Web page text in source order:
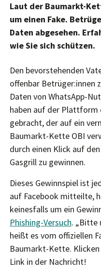
Laut der Baumarkt-
um einen Fake.
Daten abgesehen.
wie Sie sich schützen.
Den bevorstehenden
offenbar Betrüger:innen
Daten von WhatsApp-
haben auf der Plattform
gebracht, der auf ein
Baumarkt-Kette OBI
durch einen Klick auf
Gasgrill zu gewinnen.
Dieses Gewinnspiel ist
auf Facebook mitteilte,
keinesfalls um ein
Phishing-Versuch. „Bitte
heißt es vom offiziellen
Baumarkt-Kette.
Link in der Nachricht!